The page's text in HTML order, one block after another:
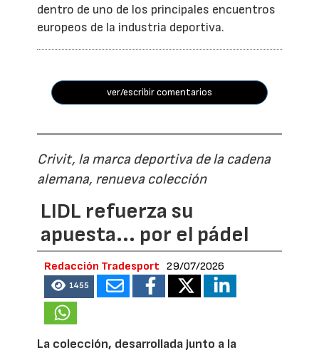
dentro de uno de los principales encuentros
europeos de la industria deportiva.
ver/escribir comentarios
Crivit, la marca deportiva de la cadena
alemana, renueva colección
LIDL refuerza su
apuesta... por el pádel
Redacción Tradesport 29/07/2026
1455
La colección, desarrollada junto a la